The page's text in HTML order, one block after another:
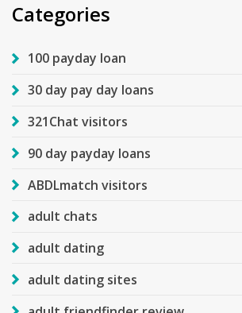
Categories
100 payday loan
30 day pay day loans
321Chat visitors
90 day payday loans
ABDLmatch visitors
adult chats
adult dating
adult dating sites